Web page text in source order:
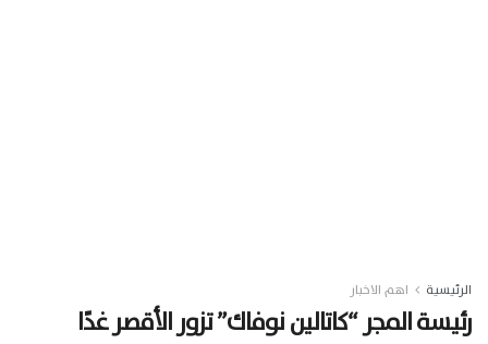
الرئيسية اهم الاخبار
رئيسة المجر “كاتالين نوفاك” تزور الأقصر غدًا